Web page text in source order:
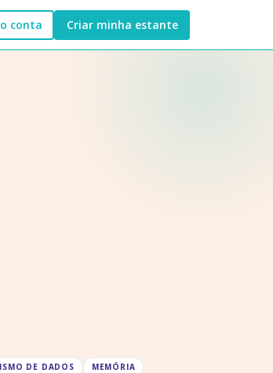
conta Criar minha estante
DE DADOS MEMÓRIA